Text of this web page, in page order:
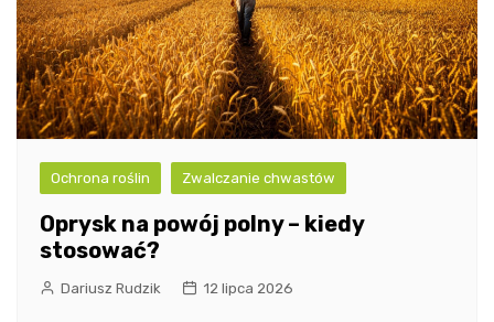
Ochrona roślin Zwalczanie chwastów
Oprysk na powój polny – kiedy
stosować?
Dariusz Rudzik 12 lipca 2026